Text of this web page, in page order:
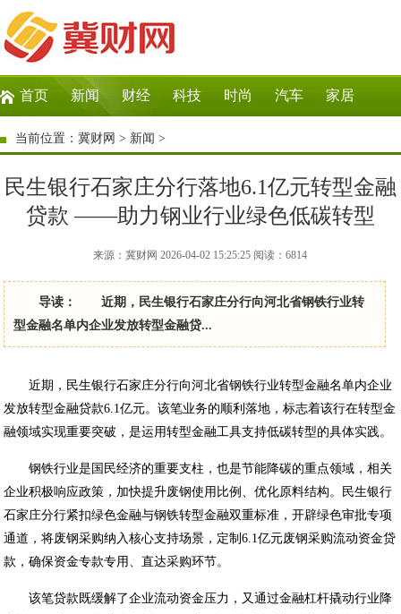
首页 新闻 财经 科技 时尚 汽车 家居
生活 教育 企业
当前位置：冀财网 > 新闻 >
民生银行石家庄分行落地6.1亿元转型金融
贷款 ——助力钢业行业绿色低碳转型
来源：冀财网 2026-04-02 15:25:25 阅读：6814
导读： 近期，民生银行石家庄分行向河北省钢铁行业转
型金融名单内企业发放转型金融贷...
近期，民生银行石家庄分行向河北省钢铁行业转型金融名单内企业
发放转型金融贷款6.1亿元。该笔业务的顺利落地，标志着该行在转型金
融领域实现重要突破，是运用转型金融工具支持低碳转型的具体实践。
钢铁行业是国民经济的重要支柱，也是节能降碳的重点领域，相关
企业积极响应政策，加快提升废钢使用比例、优化原料结构。民生银行
石家庄分行紧扣绿色金融与钢铁转型金融双重标准，开辟绿色审批专项
通道，将废钢采购纳入核心支持场景，定制6.1亿元废钢采购流动资金贷
款，确保资金专款专用、直达采购环节。
该笔贷款既缓解了企业流动资金压力，又通过金融杠杆撬动行业降